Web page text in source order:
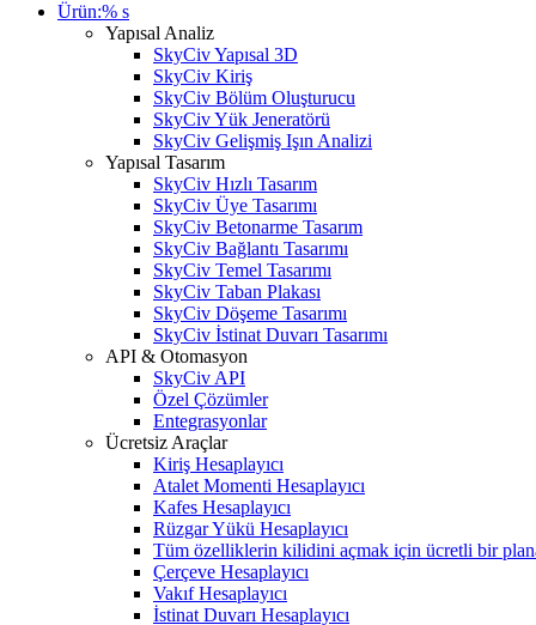
Ürün:% s
Yapısal Analiz
SkyCiv Yapısal 3D
SkyCiv Kiriş
SkyCiv Bölüm Oluşturucu
SkyCiv Yük Jeneratörü
SkyCiv Gelişmiş Işın Analizi
Yapısal Tasarım
SkyCiv Hızlı Tasarım
SkyCiv Üye Tasarımı
SkyCiv Betonarme Tasarım
SkyCiv Bağlantı Tasarımı
SkyCiv Temel Tasarımı
SkyCiv Taban Plakası
SkyCiv Döşeme Tasarımı
SkyCiv İstinat Duvarı Tasarımı
API & Otomasyon
SkyCiv API
Özel Çözümler
Entegrasyonlar
Ücretsiz Araçlar
Kiriş Hesaplayıcı
Atalet Momenti Hesaplayıcı
Kafes Hesaplayıcı
Rüzgar Yükü Hesaplayıcı
Tüm özelliklerin kilidini açmak için ücretli bir
Çerçeve Hesaplayıcı
Vakıf Hesaplayıcı
İstinat Duvarı Hesaplayıcı